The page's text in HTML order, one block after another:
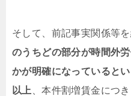
そして、前記事実関係等
のうちどの部分が時間外
かが明確になっていると
以上
、本件割増賃金につ